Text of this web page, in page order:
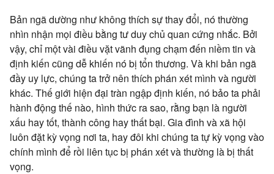
Bản ngã dường như không thích sự thay đổi, nó thường
nhìn nhận mọi điều bằng tư duy chủ quan cứng nhắc. Bởi
vậy, chỉ một vài điều vặt vãnh đụng chạm đến niềm tin và
định kiến cũng dễ khiến nó bị tổn thương. Và khi bản ngã
đầy uy lực, chúng ta trở nên thích phán xét mình và người
khác. Thế giới hiện đại tràn ngập định kiến, nó bảo ta phải
hành động thế nào, hình thức ra sao, rằng bạn là người
xấu hay tốt, thành công hay thất bại. Gia đình và xã hội
luôn đặt kỳ vọng nơi ta, hay đôi khi chúng ta tự kỳ vọng vào
chính mình để rồi liên tục bị phán xét và thường là bị thất
vọng.